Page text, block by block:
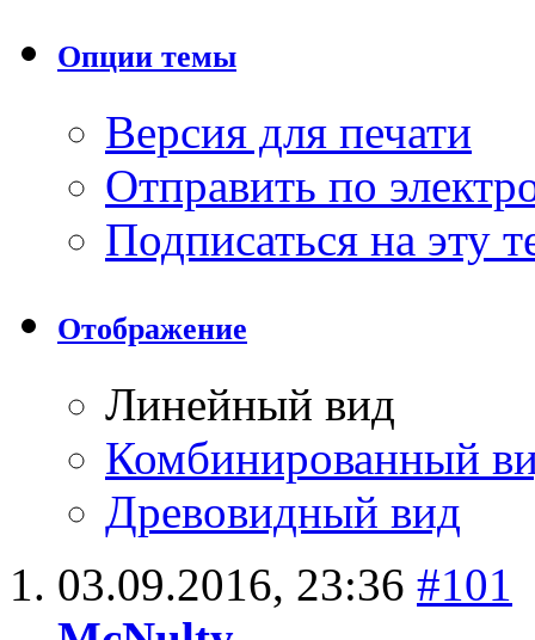
Опции темы
Версия для печати
Отправить по
Подписаться на эту
Отображение
Линейный вид
Комбинированный
Древовидный вид
03.09.2016, 23:36 #101